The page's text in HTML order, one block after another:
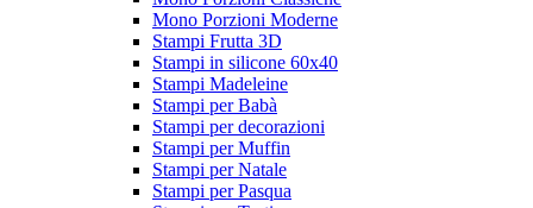
Mono Porzioni Moderne
Stampi Frutta 3D
Stampi in silicone 60x40
Stampi Madeleine
Stampi per Babà
Stampi per decorazioni
Stampi per Muffin
Stampi per Natale
Stampi per Pasqua